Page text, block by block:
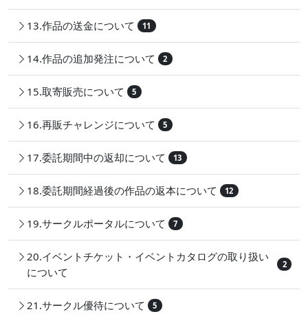
13.作品の送金について 11
14.作品の追加発注について 2
15.取寄販売について 5
16.再販チャレンジについて 5
17.委託期間中の返却について 13
18.委託期間経過後の作品の返本について 12
19.サークルポータルについて 7
20.イベントチケット・イベントカタログの取り扱い
について
2
21.サークル優待について 5